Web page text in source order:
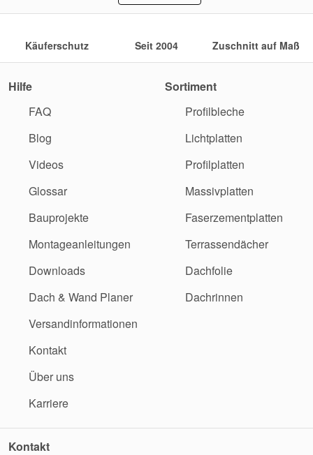
Käuferschutz Seit 2004 Zuschnitt auf Maß
Hilfe
FAQ
Blog
Videos
Glossar
Bauprojekte
Montageanleitungen
Downloads
Dach & Wand Planer
Versandinformationen
Kontakt
Über uns
Karriere
Sortiment
Profilbleche
Lichtplatten
Profilplatten
Massivplatten
Faserzementplatten
Terrassendächer
Dachfolie
Dachrinnen
Kontakt